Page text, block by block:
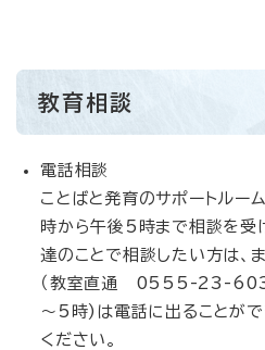
教育相談
電話相談
ことばと発育のサポートルー
時から午後5時まで相談を受
達のことで相談したい方は、
（教室直通 0555-23-
～5時)は電話に出ることがで
ください。